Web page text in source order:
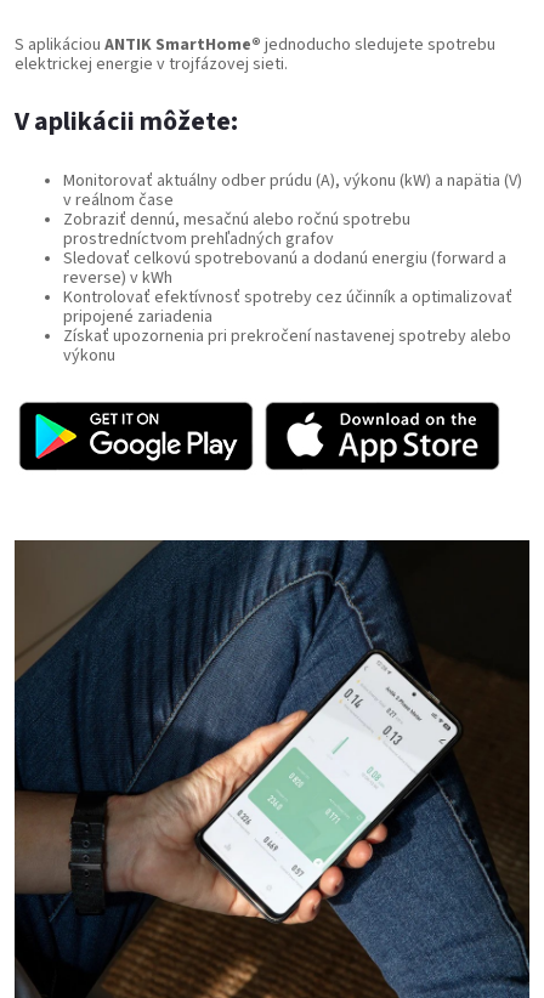
S aplikáciou ANTIK SmartHome® jednoducho sledujete spotrebu
elektrickej energie v trojfázovej sieti.
V aplikácii môžete:
Monitorovať aktuálny odber prúdu (A), výkonu (kW) a napätia (V)
v reálnom čase
Zobraziť dennú, mesačnú alebo ročnú spotrebu
prostredníctvom prehľadných grafov
Sledovať celkovú spotrebovanú a dodanú energiu (forward a
reverse) v kWh
Kontrolovať efektívnosť spotreby cez účinník a optimalizovať
pripojené zariadenia
Získať upozornenia pri prekročení nastavenej spotreby alebo
výkonu